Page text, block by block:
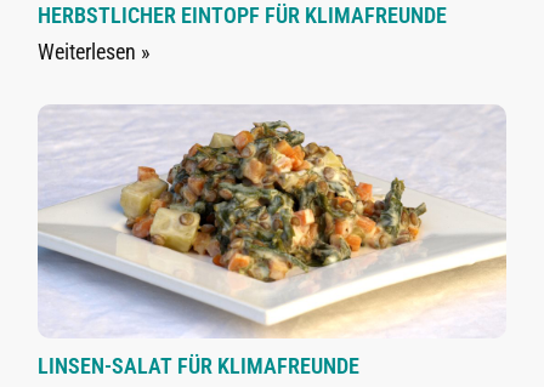
HERBSTLICHER EINTOPF FÜR KLIMAFREUNDE
Weiterlesen »
LINSEN-SALAT FÜR KLIMAFREUNDE